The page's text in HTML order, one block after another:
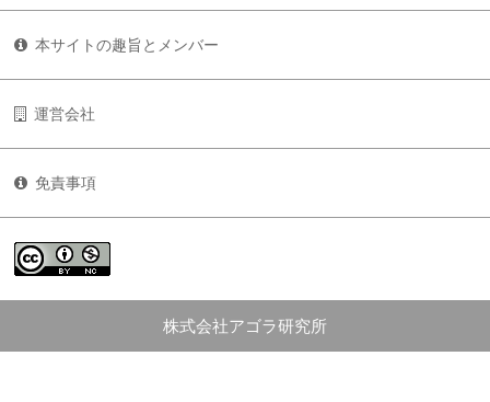
本サイトの趣旨とメンバー
運営会社
免責事項
株式会社アゴラ研究所